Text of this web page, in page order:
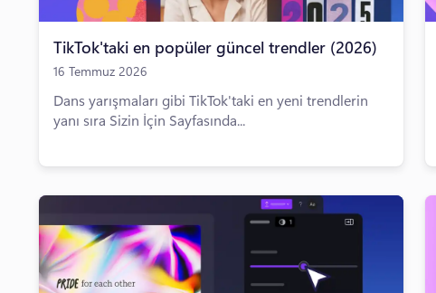
TikTok'taki en popüler güncel trendler (2026)
16 Temmuz 2026
Dans yarışmaları gibi TikTok'taki en yeni trendlerin
yanı sıra Sizin İçin Sayfasında...